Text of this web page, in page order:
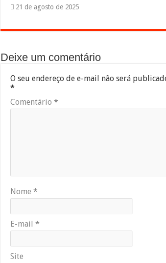
21 de agosto de 2025
Deixe um comentário
O seu endereço de e-mail não será
*
Comentário *
Nome *
E-mail *
Site